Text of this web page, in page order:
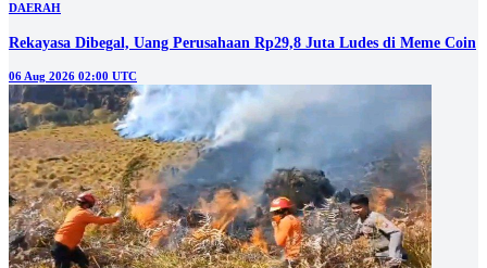
DAERAH
Rekayasa Dibegal, Uang Perusahaan Rp29,8 Juta Ludes di Meme Coin
06 Aug 2026 02:00 UTC